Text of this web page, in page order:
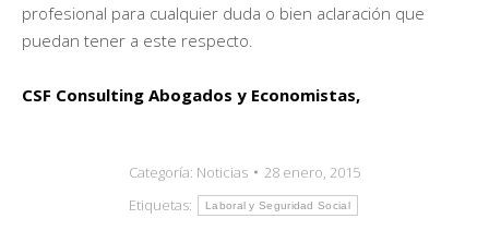
profesional para cualquier duda o bien aclaración que
puedan tener a este respecto.
CSF Consulting Abogados y Economistas,
Categoría: Noticias
28 enero, 2015
Etiquetas:
Laboral y Seguridad Social